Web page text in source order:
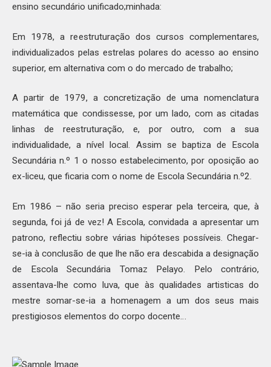
ensino secundário unificado;minhada:
Em 1978, a reestruturação dos cursos complementares,
individualizados pelas estrelas polares do acesso ao ensino
superior, em alternativa com o do mercado de trabalho;
A partir de 1979, a concretização de uma nomenclatura
matemática que condissesse, por um lado, com as citadas
linhas de reestruturação, e, por outro, com a sua
individualidade, a nível local. Assim se baptiza de Escola
Secundária n.º 1 o nosso estabelecimento, por oposição ao
ex-liceu, que ficaria com o nome de Escola Secundária n.º2.
Em 1986 – não seria preciso esperar pela terceira, que, à
segunda, foi já de vez! A Escola, convidada a apresentar um
patrono, reflectiu sobre várias hipóteses possíveis. Chegar-
se-ia à conclusão de que lhe não era descabida a designação
de Escola Secundária Tomaz Pelayo. Pelo contrário,
assentava-lhe como luva, que às qualidades artisticas do
mestre somar-se-ia a homenagem a um dos seus mais
prestigiosos elementos do corpo docente…